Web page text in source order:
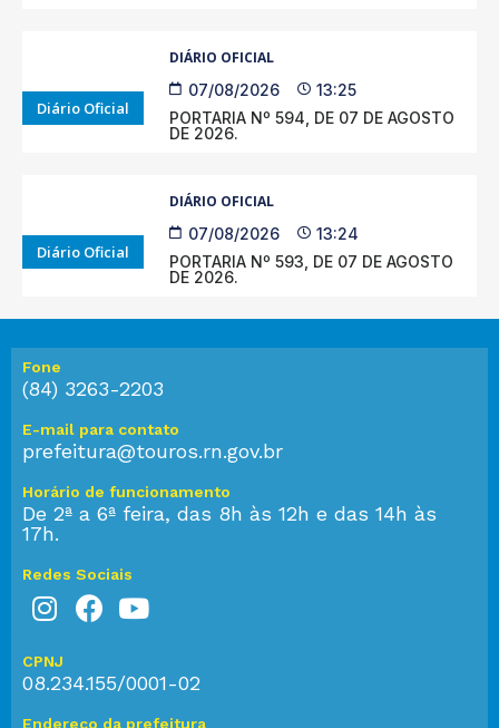
Diário Oficial
DIÁRIO OFICIAL
07/08/2026
13:25
PORTARIA Nº 594, DE 07 DE AGOSTO
DE 2026.
Diário Oficial
DIÁRIO OFICIAL
07/08/2026
13:24
PORTARIA Nº 593, DE 07 DE AGOSTO
DE 2026.
Fone
(84) 3263-2203
E-mail para contato
prefeitura@touros.rn.gov.br
Horário de funcionamento
De 2ª a 6ª feira, das 8h às 12h e das 14h às
17h.
Redes Sociais
CPNJ
08.234.155/0001-02
Endereço da prefeitura